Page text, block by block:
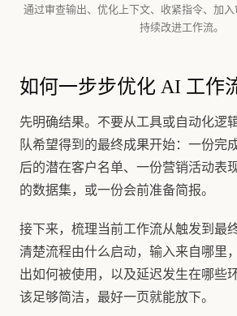
通过审查输出、优化上下文、收紧指令、加入
持续改进工作流。
如何一步步优化 AI 工作
先明确结果。不要从工具或自动化逻
队希望得到的最终成果开始：一份完
后的潜在客户名单、一份营销活动表
的数据集，或一份会前准备简报。
接下来，梳理当前工作流从触发到最
清楚流程由什么启动，输入来自哪里
出如何被使用，以及延迟发生在哪些
该足够简洁，最好一页就能放下。